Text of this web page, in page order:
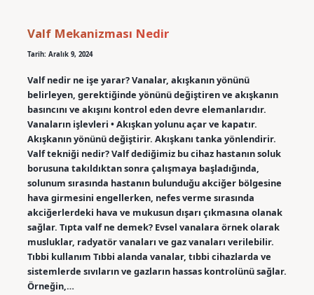
Valf Mekanizması Nedir
Tarih: Aralık 9, 2024
Valf nedir ne işe yarar? Vanalar, akışkanın yönünü
belirleyen, gerektiğinde yönünü değiştiren ve akışkanın
basıncını ve akışını kontrol eden devre elemanlarıdır.
Vanaların işlevleri • Akışkan yolunu açar ve kapatır.
Akışkanın yönünü değiştirir. Akışkanı tanka yönlendirir.
Valf tekniği nedir? Valf dediğimiz bu cihaz hastanın soluk
borusuna takıldıktan sonra çalışmaya başladığında,
solunum sırasında hastanın bulunduğu akciğer bölgesine
hava girmesini engellerken, nefes verme sırasında
akciğerlerdeki hava ve mukusun dışarı çıkmasına olanak
sağlar. Tıpta valf ne demek? Evsel vanalara örnek olarak
musluklar, radyatör vanaları ve gaz vanaları verilebilir.
Tıbbi kullanım Tıbbi alanda vanalar, tıbbi cihazlarda ve
sistemlerde sıvıların ve gazların hassas kontrolünü sağlar.
Örneğin,…